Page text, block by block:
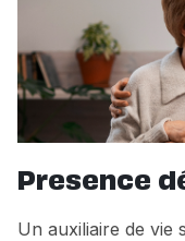
Presence
Un auxiliaire de vie